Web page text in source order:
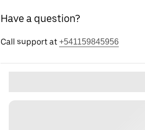
Have a question?
Call support at +541159845956